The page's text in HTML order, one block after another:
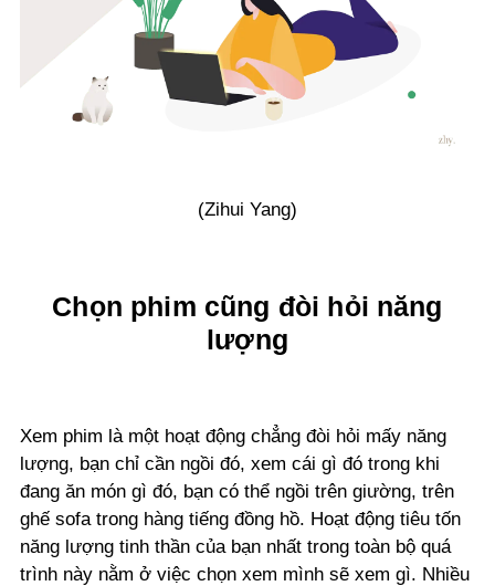
(Zihui Yang)
Chọn phim cũng đòi hỏi năng
lượng
Xem phim là một hoạt động chẳng đòi hỏi mấy năng
lượng, bạn chỉ cần ngồi đó, xem cái gì đó trong khi
đang ăn món gì đó, bạn có thể ngồi trên giường, trên
ghế sofa trong hàng tiếng đồng hồ. Hoạt động tiêu tốn
năng lượng tinh thần của bạn nhất trong toàn bộ quá
trình này nằm ở việc chọn xem mình sẽ xem gì. Nhiều